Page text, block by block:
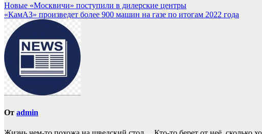
Новые «Москвичи» поступили в дилерские центры
«КамАЗ» произведет более 900 машин на газе по итогам 2022 года
От admin